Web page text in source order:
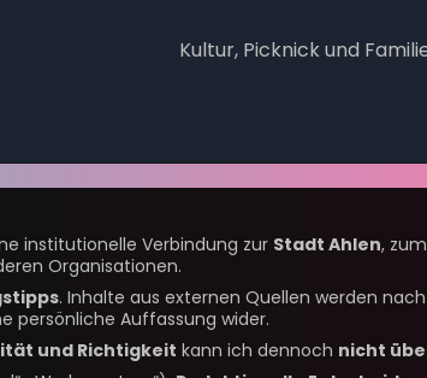
Kultur, Picknick und
institutionelle Verbindung zur Stadt Ahlen, zum
Organisationen.
. Inhalte aus externen Quellen werden
persönliche Auffassung wider.
und Richtigkeit kann ich dennoch nicht